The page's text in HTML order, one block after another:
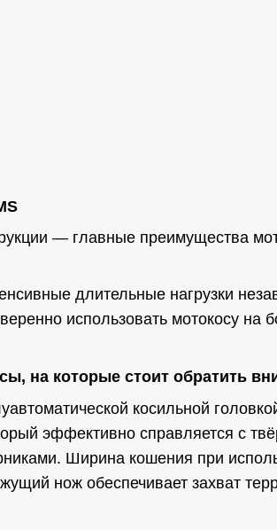
— главные преимущества
длительные нагрузки
использовать мотокосу на
на которые стоит обратить
косильной
эффективно справляется с
Ширина кошения при
нож обеспечивает захват